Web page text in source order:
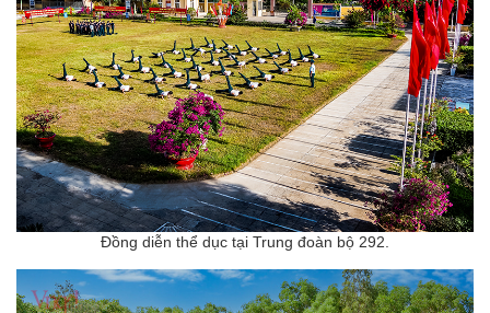
Đồng diễn thể dục tại Trung đoàn bộ 292.